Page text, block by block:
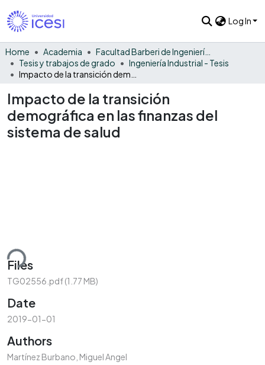
Log In
Home Academia
Facultad Barberi de Ingeniería, Diseño y Ciencias Aplicadas
Tesis y trabajos de grado
Ingeniería Industrial - Tesis
Impacto de la transición
demográfica en las finanzas del
sistema de salud
Files
TG02556.pdf(1.77 MB)
Date
2019-01-01
Authors
Martínez Burbano, Miguel Angel